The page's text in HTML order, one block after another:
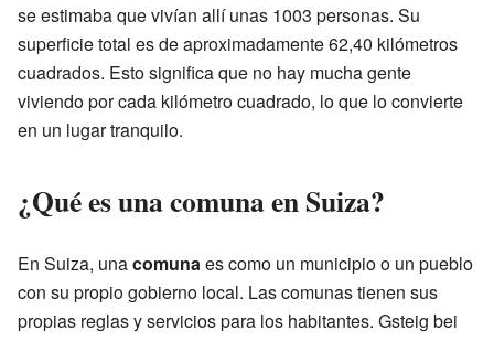
se estimaba que vivían allí unas 1003 personas. Su
superficie total es de aproximadamente 62,40 kilómetros
cuadrados. Esto significa que no hay mucha gente
viviendo por cada kilómetro cuadrado, lo que lo convierte
en un lugar tranquilo.
¿Qué es una comuna en Suiza?
En Suiza, unacomunaes como un municipio o un pueblo
con su propio gobierno local. Las comunas tienen sus
propias reglas y servicios para los habitantes. Gsteig bei